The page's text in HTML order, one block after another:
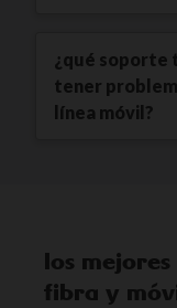
¿qué soporte
tener
línea móvil?
los
fibra y